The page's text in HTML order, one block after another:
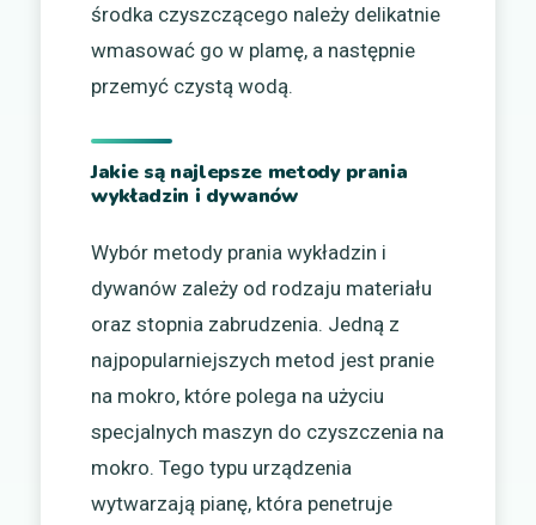
środka czyszczącego należy delikatnie
wmasować go w plamę, a następnie
przemyć czystą wodą.
Jakie są najlepsze metody prania
wykładzin i dywanów
Wybór metody prania wykładzin i
dywanów zależy od rodzaju materiału
oraz stopnia zabrudzenia. Jedną z
najpopularniejszych metod jest pranie
na mokro, które polega na użyciu
specjalnych maszyn do czyszczenia na
mokro. Tego typu urządzenia
wytwarzają pianę, która penetruje